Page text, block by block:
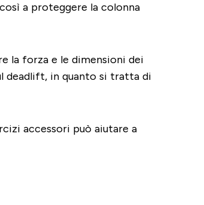
a proteggere la colonna
la forza e le dimensioni dei
deadlift, in quanto si tratta di
accessori può aiutare a